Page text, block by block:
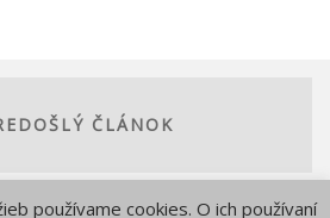
ČLÁNOK
používame cookies. O ich používaní